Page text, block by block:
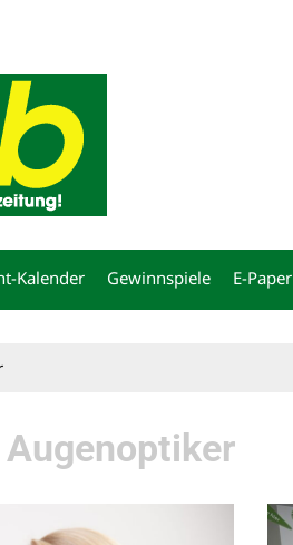
Kalender Gewinnspiele E-Paper
Augenoptiker